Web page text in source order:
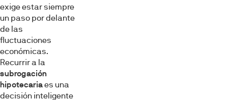
exige estar siempre
un paso por delante
de las
fluctuaciones
económicas.
Recurrir a la
subrogación
hipotecariaes una
decisión inteligente